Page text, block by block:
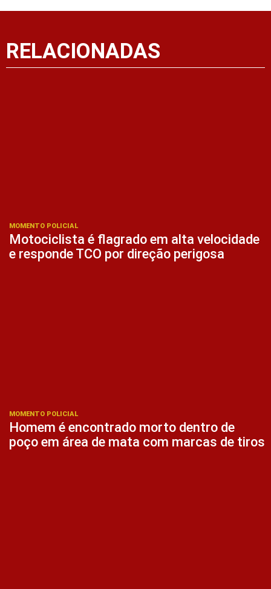
RELACIONADAS
MOMENTO POLICIAL
Motociclista é flagrado em alta velocidade
e responde TCO por direção perigosa
MOMENTO POLICIAL
Homem é encontrado morto dentro de
poço em área de mata com marcas de tiros